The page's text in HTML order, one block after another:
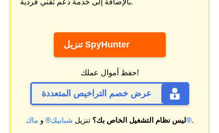
تنزيل SpyHunter
حفظ أموال عملك!
عرض خصم التراخيص المتعددة
ليس نظام التشغيل الخاص بك؟ تنزيل شبابيك® و ماك®.